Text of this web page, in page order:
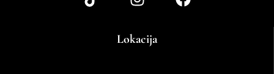
Lokacija